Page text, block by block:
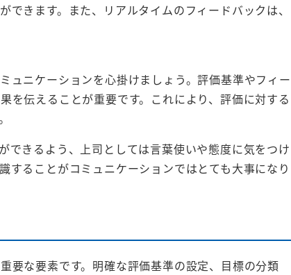
きます。また、リアルタイムのフィードバックは、
ュニケーションを心掛けましょう。評価基準やフィー
を伝えることが重要です。これにより、評価に対する
できるよう、上司としては言葉使いや態度に気をつけ
することがコミュニケーションではとても大事になり
要な要素です。明確な評価基準の設定、目標の分類